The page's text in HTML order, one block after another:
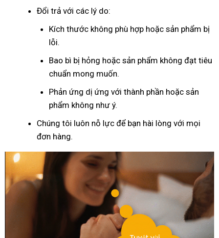
Đổi trả với các lý do:
Kích thước không phù hợp hoặc sản phẩm bị
lỗi.
Bao bì bị hỏng hoặc sản phẩm không đạt tiêu
chuẩn mong muốn.
Phản ứng dị ứng với thành phần hoặc sản
phẩm không như ý.
Chúng tôi luôn nỗ lực để bạn hài lòng với mọi
đơn hàng.